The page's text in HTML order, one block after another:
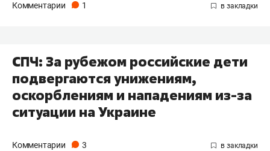
Комментарии 1
СПЧ: За рубежом российские дети
подвергаются унижениям,
оскорблениям и нападениям из-за
ситуации на Украине
Комментарии 3